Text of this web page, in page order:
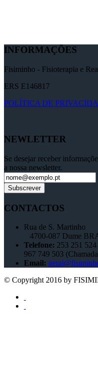
INFORMAÇÕES
Fisiminho - Fisioterapia e
ERS E146817
POLÍTICA DE
NEWLETTER
Se desejar receber
a nossa newsletter.
CONTACTOS
Rua de S. Martinho
4700-087 Dume
Telefone: 253 251 524
967 749 503 (
Email:
© Copyright 2016 by